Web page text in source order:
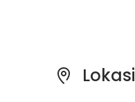
Lokasi